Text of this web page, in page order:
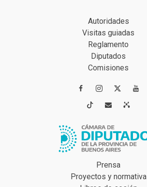
Autoridades
Visitas guiadas
Reglamento
Diputados
Comisiones
 
 
Prensa
Proyectos y normativa